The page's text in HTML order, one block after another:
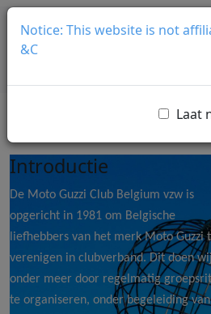
Overslaan en naar de inhoud gaan
Notice: This website is not
&C
Laat
Moto Guzzi Club
Welkom bij de
Introductie
De Moto Guzzi Club Belgium vzw is
opgericht in 1981 om Belgische
liefhebbers van het merk Moto Guzzi
verenigen in clubverband. Dit doen
onder meer door regelmatig
te organiseren, onder begeleiding van